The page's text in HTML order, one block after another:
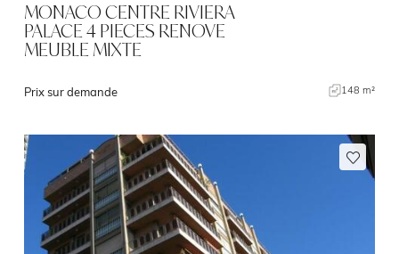
MONACO CENTRE RIVIERA
PALACE 4 PIECES RENOVE
MEUBLE MIXTE
Prix sur demande 148 m²